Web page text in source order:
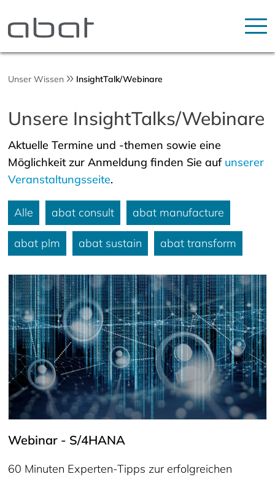
Unser Wissen InsightTalk/Webinare
Unsere InsightTalks/Webinare
Aktuelle Termine und -themen sowie eine
Möglichkeit zur Anmeldung finden Sie auf unserer
Veranstaltungsseite.
Alle abat consult abat manufacture
abat plm abat sustain abat transform
Webinar - S/4HANA
60 Minuten Experten-Tipps zur erfolgreichen